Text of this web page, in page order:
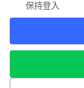
保持登入